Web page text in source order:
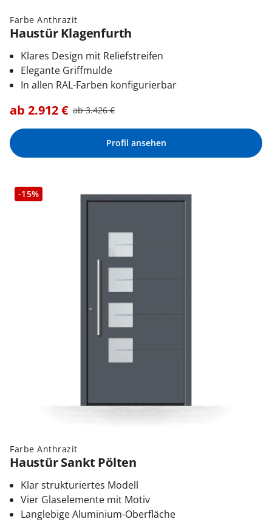
Farbe Anthrazit
Haustür Klagenfurth
Klares Design mit Reliefstreifen
Elegante Griffmulde
In allen RAL-Farben konfigurierbar
ab 2.912€ ab3.426€
Profil ansehen
-15%
Farbe Anthrazit
Haustür Sankt Pölten
Klar strukturiertes Modell
Vier Glaselemente mit Motiv
Langlebige Aluminium-Oberfläche